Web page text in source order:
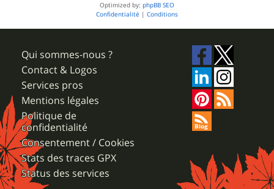
Optimized by: phpBB SEO
Confidentialité | Conditions
Qui sommes-nous ?
Contact & Logos
Services pros
Mentions légales
Politique de
confidentialité
Consentement / Cookies
Stats des traces GPX
Status des services